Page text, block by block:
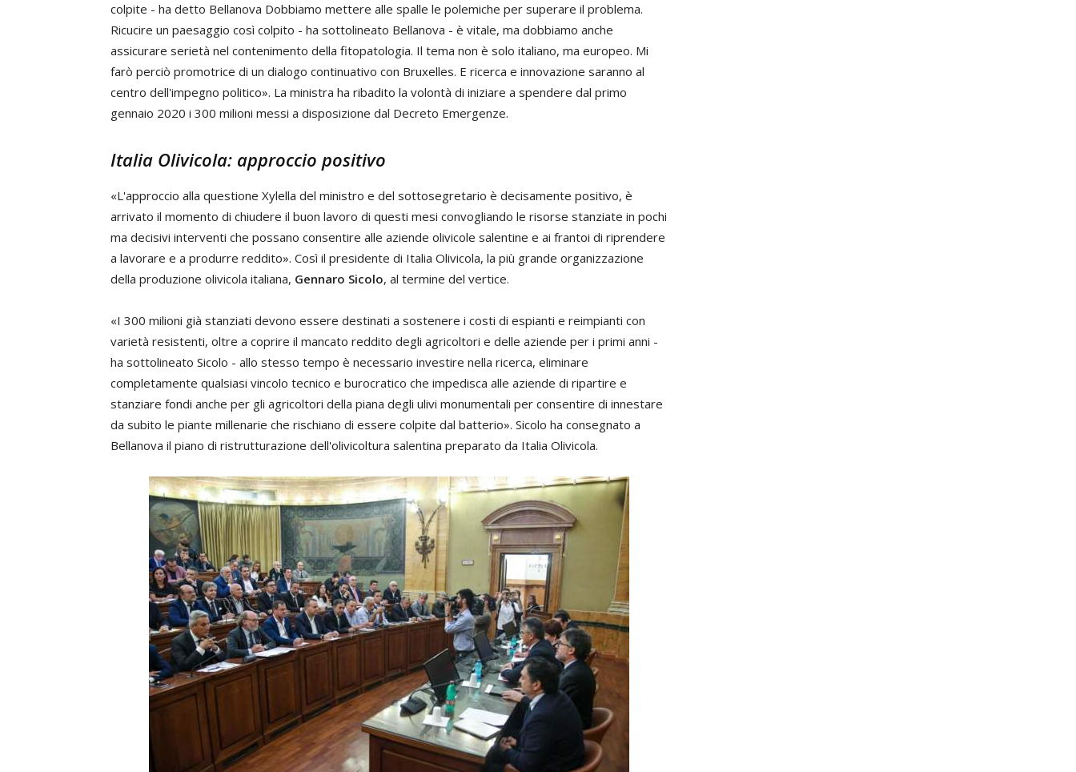
colpite - ha detto Bellanova Dobbiamo mettere alle spalle le polemiche per superare il problema.
Ricucire un paesaggio così colpito - ha sottolineato Bellanova - è vitale, ma dobbiamo anche
assicurare serietà nel contenimento della fitopatologia. Il tema non è solo italiano, ma europeo. Mi
farò perciò promotrice di un dialogo continuativo con Bruxelles. E ricerca e innovazione saranno al
centro dell'impegno politico». La ministra ha ribadito la volontà di iniziare a spendere dal primo
gennaio 2020 i 300 milioni messi a disposizione dal Decreto Emergenze.
Italia Olivicola: approccio positivo
«L'approccio alla questione Xylella del ministro e del sottosegretario è decisamente positivo, è
arrivato il momento di chiudere il buon lavoro di questi mesi convogliando le risorse stanziate in pochi
ma decisivi interventi che possano consentire alle aziende olivicole salentine e ai frantoi di riprendere
a lavorare e a produrre reddito». Così il presidente di Italia Olivicola, la più grande organizzazione
della produzione olivicola italiana, Gennaro Sicolo, al termine del vertice.
«I 300 milioni già stanziati devono essere destinati a sostenere i costi di espianti e reimpianti con
varietà resistenti, oltre a coprire il mancato reddito degli agricoltori e delle aziende per i primi anni -
ha sottolineato Sicolo - allo stesso tempo è necessario investire nella ricerca, eliminare
completamente qualsiasi vincolo tecnico e burocratico che impedisca alle aziende di ripartire e
stanziare fondi anche per gli agricoltori della piana degli ulivi monumentali per consentire di innestare
da subito le piante millenarie che rischiano di essere colpite dal batterio». Sicolo ha consegnato a
Bellanova il piano di ristrutturazione dell'olivicoltura salentina preparato da Italia Olivicola.